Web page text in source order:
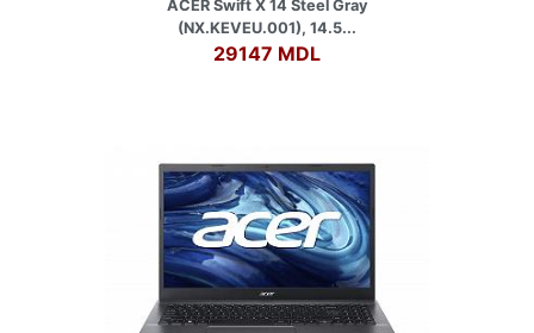
ACER Swift X 14 Steel Gray
(NX.KEVEU.001), 14.5...
29147 MDL